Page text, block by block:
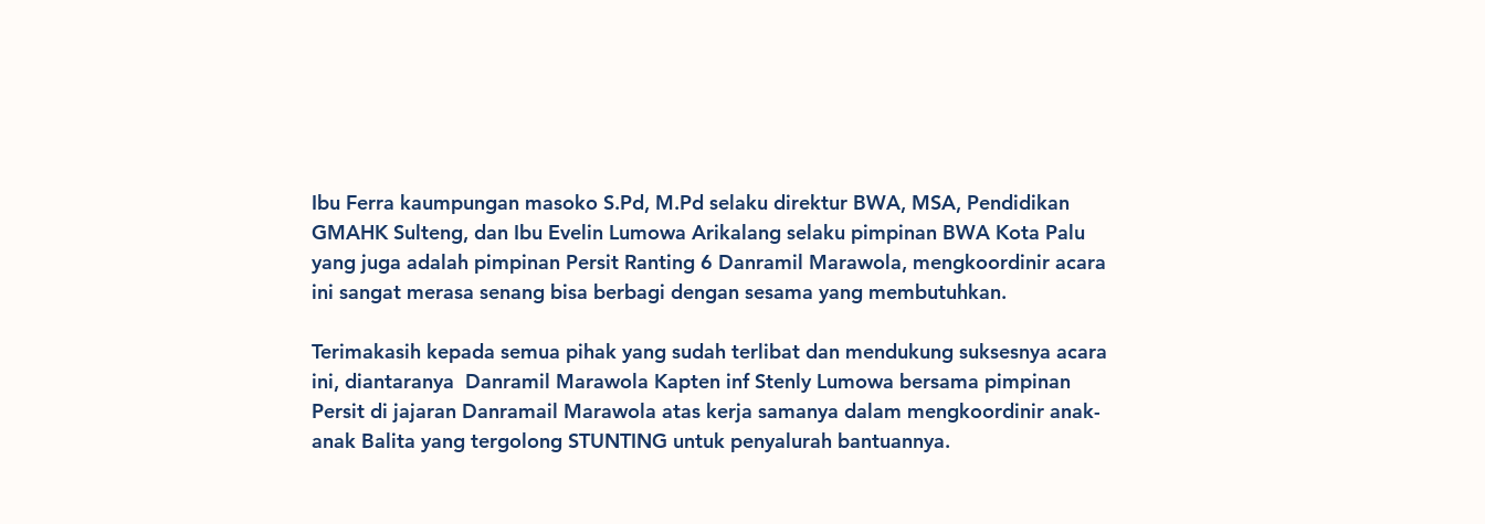
Ibu Ferra kaumpungan masoko S.Pd, M.Pd selaku direktur BWA, MSA, Pendidikan
GMAHK Sulteng, dan Ibu Evelin Lumowa Arikalang selaku pimpinan BWA Kota Palu
yang juga adalah pimpinan Persit Ranting 6 Danramil Marawola, mengkoordinir acara
ini sangat merasa senang bisa berbagi dengan sesama yang membutuhkan.
Terimakasih kepada semua pihak yang sudah terlibat dan mendukung suksesnya acara
ini, diantaranya  Danramil Marawola Kapten inf Stenly Lumowa bersama pimpinan
Persit di jajaran Danramail Marawola atas kerja samanya dalam mengkoordinir anak-
anak Balita yang tergolong STUNTING untuk penyalurah bantuannya.